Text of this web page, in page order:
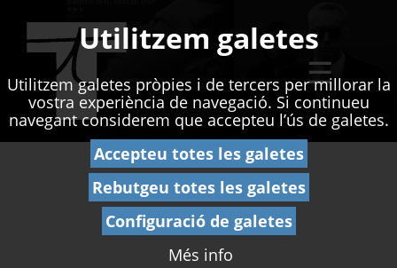
☰
Utilitzem galetes
Utilitzem galetes pròpies i de tercers per millorar la
vostra experiència de navegació. Si continueu
navegant considerem que accepteu l’ús de galetes.
Accepteu totes les galetes
Rebutgeu totes les galetes
Configuració de galetes
Més info